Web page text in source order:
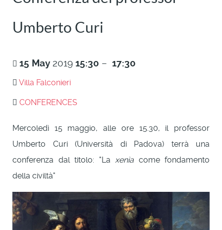
Umberto Curi
15 May 2019 15:30 – 17:30
Villa Falconieri
CONFERENCES
Mercoledì 15 maggio, alle ore 15.30, il professor
Umberto Curi (Università di Padova) terrà una
conferenza dal titolo: "La xenìa come fondamento
della civiltà"